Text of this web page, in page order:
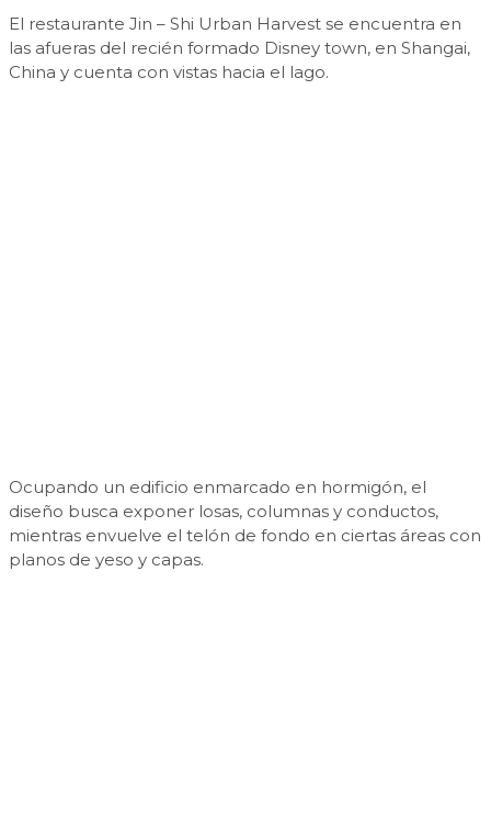
El restaurante Jin – Shi Urban Harvest se encuentra en
las afueras del recién formado Disney town, en Shangai,
China y cuenta con vistas hacia el lago.
Ocupando un edificio enmarcado en hormigón, el
diseño busca exponer losas, columnas y conductos,
mientras envuelve el telón de fondo en ciertas áreas con
planos de yeso y capas.